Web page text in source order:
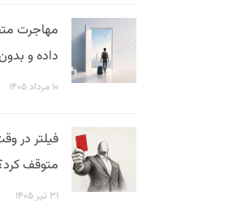
مهاجرت
داده و
۱۰ مرداد ۱۴۰۵
متوقف
۳۱ تیر ۱۴۰۵